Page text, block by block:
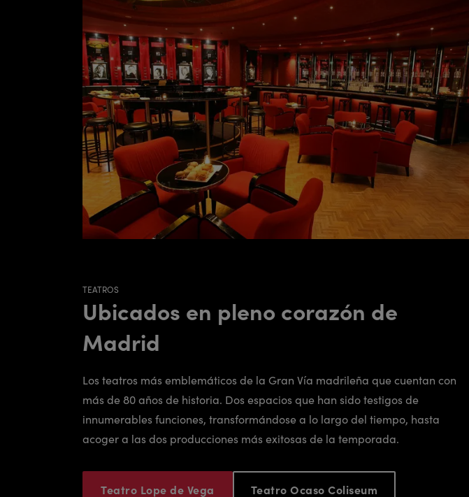
TEATROS
Ubicados en pleno corazón de
Madrid
Los teatros más emblemáticos de la Gran Vía madrileña que cuentan con
más de 80 años de historia. Dos espacios que han sido testigos de
innumerables funciones, transformándose a lo largo del tiempo, hasta
acoger a las dos producciones más exitosas de la temporada.
Teatro Lope de Vega Teatro Ocaso Coliseum